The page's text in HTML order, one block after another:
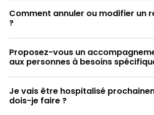
La liste des médicaments que
avec ou sans ordonnance
Comment annuler ou modifier un
?
Proposez-vous un
aux personnes à besoins
Je vais être hospitalisé
dois-je faire ?